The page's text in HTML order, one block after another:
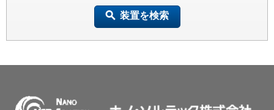
装置を検索